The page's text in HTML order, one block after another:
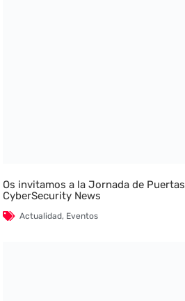
Os invitamos a la Jornada de
CyberSecurity News
Actualidad, Eventos